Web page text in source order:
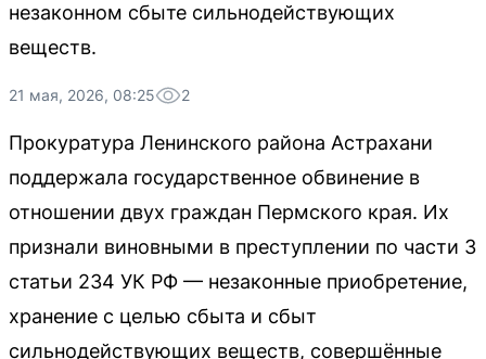
незаконном сбыте сильнодействующих
веществ.
21 мая, 2026, 08:25 2
Прокуратура Ленинского района Астрахани
поддержала государственное обвинение в
отношении двух граждан Пермского края. Их
признали виновными в преступлении по части 3
статьи 234 УК РФ — незаконные приобретение,
хранение с целью сбыта и сбыт
сильнодействующих веществ, совершённые